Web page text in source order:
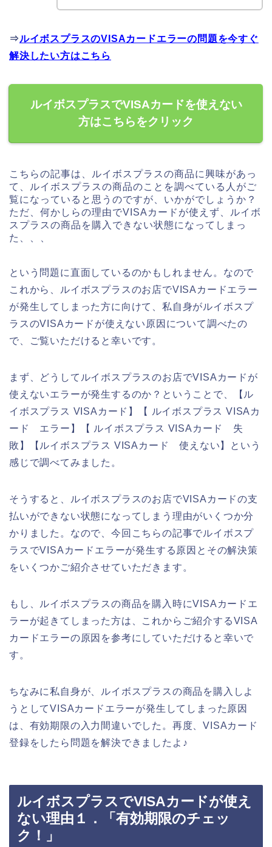
⇒ルイボスプラスのVISAカードエラーの問題を今すぐ
解決したい方はこちら
ルイボスプラスでVISAカードを使えない
方はこちらをクリック
こちらの記事は、ルイボスプラスの商品に興味があっ
て、ルイボスプラスの商品のことを調べている人がご
覧になっていると思うのですが、いかがでしょうか？
ただ、何かしらの理由でVISAカードが使えず、ルイボ
スプラスの商品を購入できない状態になってしまっ
た、、、
という問題に直面しているのかもしれません。なので
これから、ルイボスプラスのお店でVISAカードエラー
が発生してしまった方に向けて、私自身がルイボスプ
ラスのVISAカードが使えない原因について調べたの
で、ご覧いただけると幸いです。
まず、どうしてルイボスプラスのお店でVISAカードが
使えないエラーが発生するのか？ということで、【ル
イボスプラス VISAカード】【 ルイボスプラス VISAカ
ード エラー】【 ルイボスプラス VISAカード 失
敗】【ルイボスプラス VISAカード 使えない】という
感じで調べてみました。
そうすると、ルイボスプラスのお店でVISAカードの支
払いができない状態になってしまう理由がいくつか分
かりました。なので、今回こちらの記事でルイボスプ
ラスでVISAカードエラーが発生する原因とその解決策
をいくつかご紹介させていただきます。
もし、ルイボスプラスの商品を購入時にVISAカードエ
ラーが起きてしまった方は、これからご紹介するVISA
カードエラーの原因を参考にしていただけると幸いで
す。
ちなみに私自身が、ルイボスプラスの商品を購入しよ
うとしてVISAカードエラーが発生してしまった原因
は、有効期限の入力間違いでした。再度、VISAカード
登録をしたら問題を解決できましたよ♪
ルイボスプラスでVISAカードが使え
ない理由１．「有効期限のチェッ
ク！」